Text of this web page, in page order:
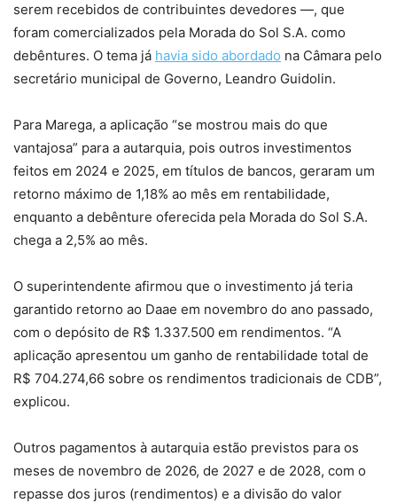
serem recebidos de contribuintes devedores —, que
foram comercializados pela Morada do Sol S.A. como
debêntures. O tema já havia sido abordado na Câmara pelo
secretário municipal de Governo, Leandro Guidolin.
Para Marega, a aplicação “se mostrou mais do que
vantajosa” para a autarquia, pois outros investimentos
feitos em 2024 e 2025, em títulos de bancos, geraram um
retorno máximo de 1,18% ao mês em rentabilidade,
enquanto a debênture oferecida pela Morada do Sol S.A.
chega a 2,5% ao mês.
O superintendente afirmou que o investimento já teria
garantido retorno ao Daae em novembro do ano passado,
com o depósito de R$ 1.337.500 em rendimentos. “A
aplicação apresentou um ganho de rentabilidade total de
R$ 704.274,66 sobre os rendimentos tradicionais de CDB”,
explicou.
Outros pagamentos à autarquia estão previstos para os
meses de novembro de 2026, de 2027 e de 2028, com o
repasse dos juros (rendimentos) e a divisão do valor